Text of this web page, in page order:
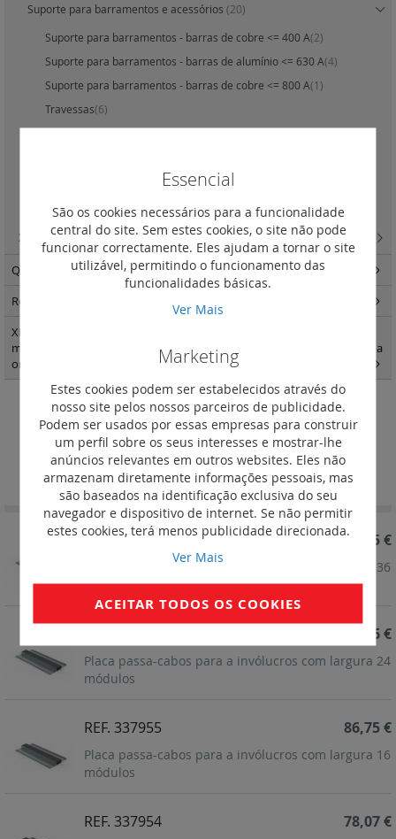
Placas passa-cabos
Ordenar por
Definir
Ordenação
REF. 337957
Placa passa-cabos para a invólucros com largura 36
módulos
112,75 €
Placa passa-cabos para a invólucros com largura 24
módulos
104,06 €
REF. 337955
Placa passa-cabos para a invólucros com largura 16
módulos
86,75 €
REF. 337954 78,07 €
Suporte para barramentos e acessórios (20)
Suporte para barramentos - barras de cobre <= 400 A(2)
Suporte para barramentos - barras de alumínio <= 630 A(4)
Suporte para barramentos - barras de cobre <= 800 A(1)
Travessas(6)
Conector para barramentos em alumínio 630 A(1)
Suporte de fixação de calha Lina 25(1)
Placas passa-cabos
XL3 S 4000(167)
Quadros modulares - encastrar e salientes e estanques (144)
Repartição standard e optimizada e IS
XL3 quadros e armáriosXL3 400 - acessórios de fixação e painéis para
montagem modular Vistop até 160 A DPX3 160 e 250 e DPX-IS em calha
omega
Essencial
São os cookies necessários para a funcionalidade
central do site. Sem estes cookies, o site não pode
funcionar correctamente. Eles ajudam a tornar o site
utilizável, permitindo o funcionamento das
funcionalidades básicas.
Ver Mais
Marketing
Estes cookies podem ser estabelecidos através do
nosso site pelos nossos parceiros de publicidade.
Podem ser usados por essas empresas para construir
um perfil sobre os seus interesses e mostrar-lhe
anúncios relevantes em outros websites. Eles não
armazenam diretamente informações pessoais, mas
são baseados na identificação exclusiva do seu
navegador e dispositivo de internet. Se não permitir
estes cookies, terá menos publicidade direcionada.
Ver Mais
ACEITAR TODOS OS COOKIES